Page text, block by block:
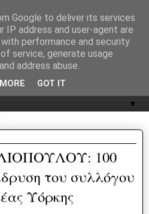
▼
100
του συλλόγου
Υόρκης
Google to deliver its services
IP address and user-agent are
performance and security
service, generate usage
address abuse.
GOT IT